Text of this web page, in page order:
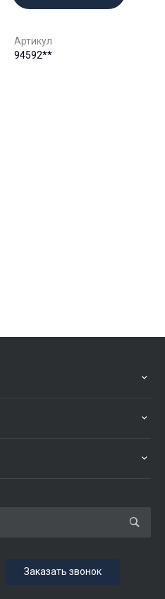
Артикул
94592**
Заказать звонок